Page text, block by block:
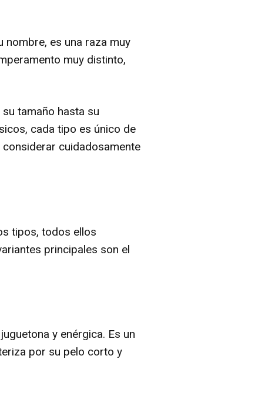
nombre, es una raza muy
muy distinto,
tamaño hasta su
cada tipo es único de
cuidadosamente
tipos, todos ellos
principales son el
y enérgica. Es un
por su pelo corto y